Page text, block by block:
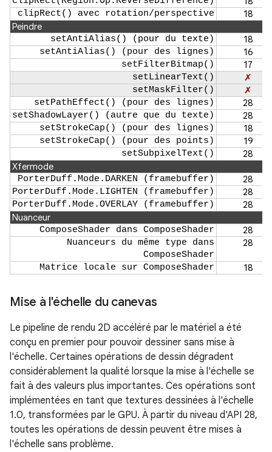
clipRect() avec rotation/perspective
18
Peindre
setAntiAlias() (pour du texte) 18
setAntiAlias() (pour des lignes) 16
setFilterBitmap() 17
setLinearText() ✗
setMaskFilter() ✗
setPathEffect() (pour des lignes) 28
setShadowLayer() (autre que du texte) 28
setStrokeCap() (pour des lignes) 18
setStrokeCap() (pour des points) 19
setSubpixelText()
28
Xfermode
PorterDuff.Mode.DARKEN (framebuffer) 28
PorterDuff.Mode.LIGHTEN (framebuffer) 28
PorterDuff.Mode.OVERLAY (framebuffer)
28
Nuanceur
ComposeShader dans ComposeShader 28
Nuanceurs du même type dans
ComposeShader
28
Matrice locale sur ComposeShader 18
Mise à l'échelle du canevas
Le pipeline de rendu 2D accéléré par le matériel a été
conçu en premier pour pouvoir dessiner sans mise à
l'échelle. Certaines opérations de dessin dégradent
considérablement la qualité lorsque la mise à l'échelle se
fait à des valeurs plus importantes. Ces opérations sont
implémentées en tant que textures dessinées à l'échelle
1.0, transformées par le GPU. À partir du niveau d'API 28,
toutes les opérations de dessin peuvent être mises à
l'échelle sans problème.